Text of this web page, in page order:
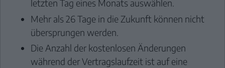
letzten Tag eines Monats auswählen.
Mehr als 26 Tage in die Zukunft können nicht
übersprungen werden.
Die Anzahl der kostenlosen Änderungen
während der Vertragslaufzeit ist auf eine